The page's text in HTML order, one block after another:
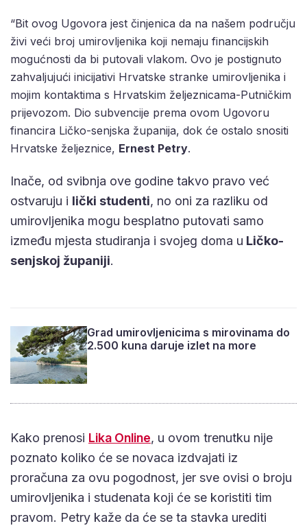
“Bit ovog Ugovora jest činjenica da na našem području
živi veći broj umirovljenika koji nemaju financijskih
mogućnosti da bi putovali vlakom. Ovo je postignuto
zahvaljujući inicijativi Hrvatske stranke umirovljenika i
mojim kontaktima s Hrvatskim željeznicama-Putničkim
prijevozom. Dio subvencije prema ovom Ugovoru
financira Ličko-senjska županija, dok će ostalo snositi
Hrvatske željeznice, Ernest Petry.
Inače, od svibnja ove godine takvo pravo već
ostvaruju i lički studenti, no oni za razliku od
umirovljenika mogu besplatno putovati samo
između mjesta studiranja i svojeg doma u Ličko-
senjskoj županiji.
Grad umirovljenicima s mirovinama do
2.500 kuna daruje izlet na more
Kako prenosi Lika Online, u ovom trenutku nije
poznato koliko će se novaca izdvajati iz
proračuna za ovu pogodnost, jer sve ovisi o broju
umirovljenika i studenata koji će se koristiti tim
pravom. Petry kaže da će se ta stavka urediti